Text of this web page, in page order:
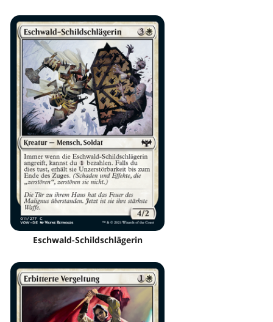
Eschwald-Schildschlägerin